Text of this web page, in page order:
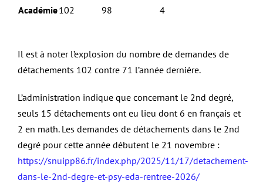
Académie102 98 4
Il est à noter l’explosion du nombre de demandes de
détachements 102 contre 71 l’année dernière.
L’administration indique que concernant le 2nd degré,
seuls 15 détachements ont eu lieu dont 6 en français et
2 en math. Les demandes de détachements dans le 2nd
degré pour cette année débutent le 21 novembre :
https://snuipp86.fr/index.php/2025/11/17/detachement-
dans-le-2nd-degre-et-psy-eda-rentree-2026/